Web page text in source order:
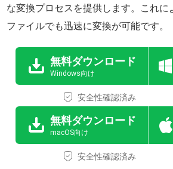
な変換プロセスを提供します。これに
ファイルでも迅速に変換が可能です。
無料ダウンロード
Windows向け
安全性確認済み
無料ダウンロード
macOS向け
安全性確認済み